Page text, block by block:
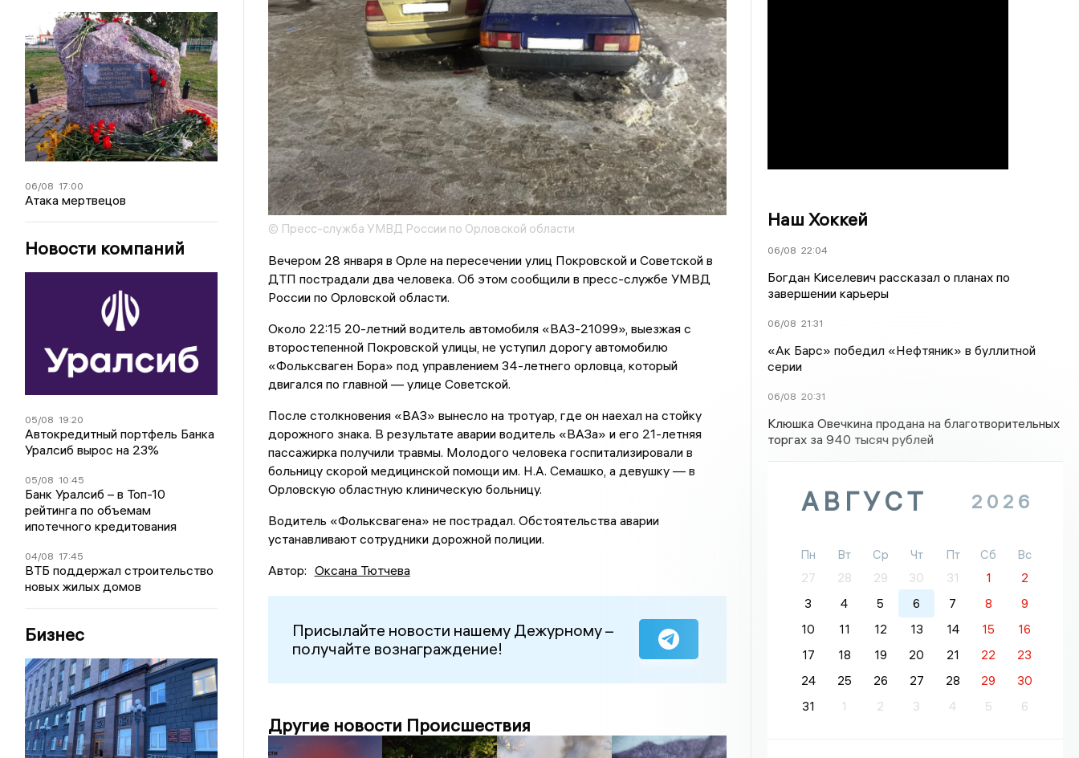
06/08 17:00
Атака мертвецов
Новости компаний
05/08 19:20
Автокредитный портфель Банка
Уралсиб вырос на 23%
05/08 10:45
Банк Уралсиб – в Топ-10
рейтинга по объемам
ипотечного кредитования
04/08 17:45
ВТБ поддержал строительство
новых жилых домов
Бизнес
© Пресс-служба УМВД России по Орловской области
Вечером 28 января в Орле на пересечении улиц Покровской и Советской в
ДТП пострадали два человека. Об этом сообщили в пресс-службе УМВД
России по Орловской области.
Около 22:15 20-летний водитель автомобиля «ВАЗ-21099», выезжая с
второстепенной Покровской улицы, не уступил дорогу автомобилю
«Фольксваген Бора» под управлением 34-летнего орловца, который
двигался по главной — улице Советской.
После столкновения «ВАЗ» вынесло на тротуар, где он наехал на стойку
дорожного знака. В результате аварии водитель «ВАЗа» и его 21-летняя
пассажирка получили травмы. Молодого человека госпитализировали в
больницу скорой медицинской помощи им. Н.А. Семашко, а девушку — в
Орловскую областную клиническую больницу.
Водитель «Фольксвагена» не пострадал. Обстоятельства аварии
устанавливают сотрудники дорожной полиции.
Автор: Оксана Тютчева
Присылайте новости нашему Дежурному –
получайте вознаграждение!
Другие новости Происшествия
Наш Хоккей
06/08 22:04
Богдан Киселевич рассказал о планах по
завершении карьеры
06/08 21:31
«Ак Барс» победил «Нефтяник» в буллитной
серии
06/08 20:31
Клюшка Овечкина продана на благотворительных
торгах за 940 тысяч рублей
АВГУСТ 2026
Пн Вт Ср Чт Пт Сб
Вс
27
28 29 30 31 1
2
3
4 5 6 7 8
9
10
11 12 13 14 15
16
17
18 19 20 21 22
23
24
25 26 27 28 29
30
31
1 2 3 4 5 6